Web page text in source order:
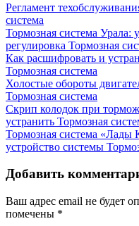
Регламент
система
Тормозная система Урала:
регулировка Тормозная
Как расшифровать и
Тормозная система
Холостые обороты
Тормозная система
Скрип колодок при
устранить Тормозная
Тормозная система «Лады
устройство системы
Добавить
Ваш адрес email не будет
помечены *